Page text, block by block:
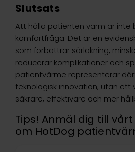
Slutsats
Att hålla patienten varm är inte
komfortfråga. Det är en
som förbättrar sårläkning,
reducerar komplikationer och
patientvärme representerar
teknologisk innovation, utan
säkrare, effektivare och mer
Tips! Anmäl dig till
om HotDog